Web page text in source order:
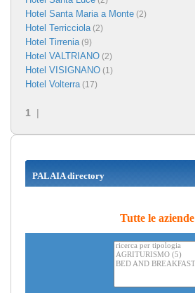
Hotel Santa Maria a Monte (2)
Hotel Terricciola(2)
Hotel Tirrenia(9)
Hotel VALTRIANO (2)
Hotel VISIGNANO (1)
Hotel Volterra(17)
1 |
PALAIA directory
Tutte le aziende